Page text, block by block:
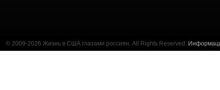
© 2009-2026 Жизнь в США глазами россиян. All Rights Reserved.